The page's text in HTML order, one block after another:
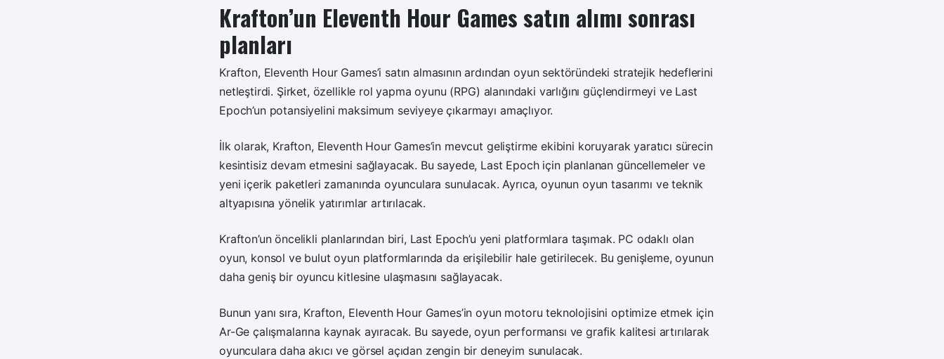
Krafton’un Eleventh Hour Games satın alımı sonrası
planları
Krafton, Eleventh Hour Games’i satın almasının ardından oyun sektöründeki stratejik hedeflerini
netleştirdi. Şirket, özellikle rol yapma oyunu (RPG) alanındaki varlığını güçlendirmeyi ve Last
Epoch’un potansiyelini maksimum seviyeye çıkarmayı amaçlıyor.
İlk olarak, Krafton, Eleventh Hour Games’in mevcut geliştirme ekibini koruyarak yaratıcı sürecin
kesintisiz devam etmesini sağlayacak. Bu sayede, Last Epoch için planlanan güncellemeler ve
yeni içerik paketleri zamanında oyunculara sunulacak. Ayrıca, oyunun oyun tasarımı ve teknik
altyapısına yönelik yatırımlar artırılacak.
Krafton’un öncelikli planlarından biri, Last Epoch’u yeni platformlara taşımak. PC odaklı olan
oyun, konsol ve bulut oyun platformlarında da erişilebilir hale getirilecek. Bu genişleme, oyunun
daha geniş bir oyuncu kitlesine ulaşmasını sağlayacak.
Bunun yanı sıra, Krafton, Eleventh Hour Games’in oyun motoru teknolojisini optimize etmek için
Ar-Ge çalışmalarına kaynak ayıracak. Bu sayede, oyun performansı ve grafik kalitesi artırılarak
oyunculara daha akıcı ve görsel açıdan zengin bir deneyim sunulacak.